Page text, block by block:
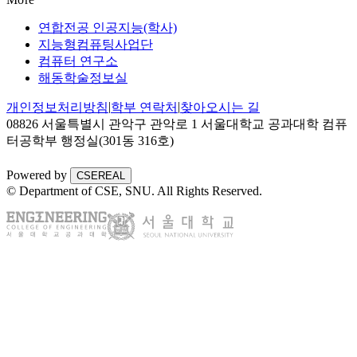
연합전공 인공지능(학사)
지능형컴퓨팅사업단
컴퓨터 연구소
해동학술정보실
개인정보처리방침|학부 연락처 |찾아오시는 길
08826 서울특별시 관악구 관악로 1 서울대학교 공과대학 컴퓨
터공학부 행정실(301동 316호)
Powered by CSEREAL
© Department of CSE, SNU. All Rights Reserved.